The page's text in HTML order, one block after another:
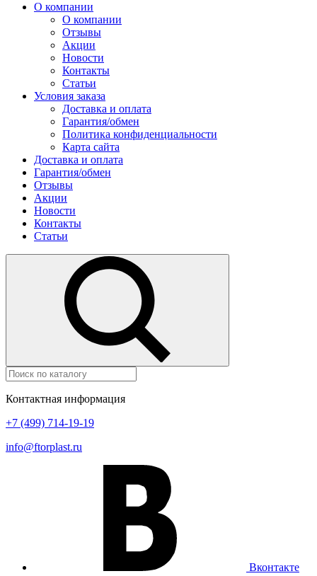
О компании
О компании
Отзывы
Акции
Новости
Контакты
Статьи
Условия заказа
Доставка и оплата
Гарантия/обмен
Политика конфиденциальности
Карта сайта
Доставка и оплата
Гарантия/обмен
Отзывы
Акции
Новости
Контакты
Статьи
Контактная информация
+7 (499) 714-19-19
info@ftorplast.ru
Вконтакте